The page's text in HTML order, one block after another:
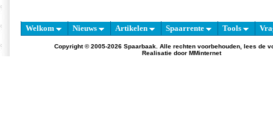
Welkom Nieuws Artikelen Spaarrente Tools
Copyright © 2005-2026 Spaarbaak. Alle rechten voorbehouden, lees de
Realisatie door MMinternet